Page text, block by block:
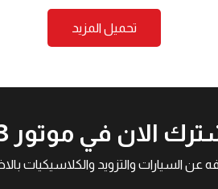
تحميل المزيد
الان في موتور 283
عن السيارات والتزويد